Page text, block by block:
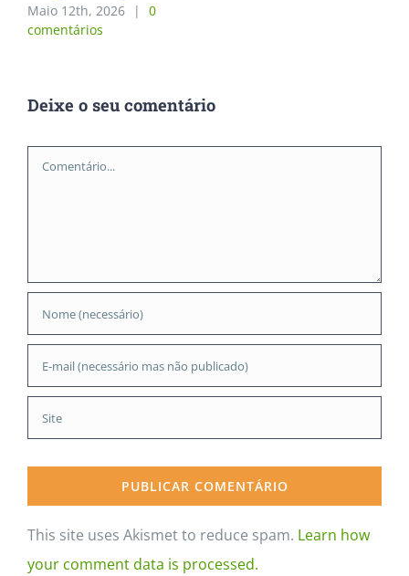
Maio 12th, 2026 |
0
comentários
Deixe o seu comentário
Comment
This site uses Akismet to reduce spam. Learn how
your comment data is processed.